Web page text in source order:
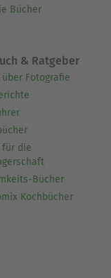
Bücher
& Ratgeber
Fotografie
für die
Bücher
Kochbücher